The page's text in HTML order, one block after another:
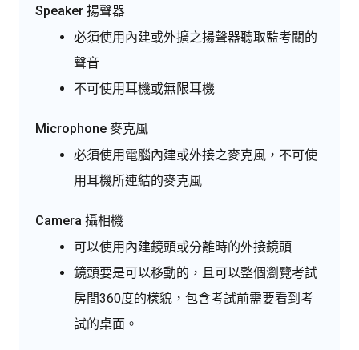
Speaker 揚聲器
必須使用內建或外擴之揚聲器聽取監考關的
聲音
不可使用耳機或無限耳機
Microphone 麥克風
必須使用電腦內建或外接之麥克風，不可使
用耳機所連結的麥克風
Camera 攝相機
可以使用內建鏡頭或分離時的外接鏡頭
鏡頭要是可以移動的，且可以整個瀏覽考試
房間360度的樣貌，包含考試前需要看到考
試的桌面。